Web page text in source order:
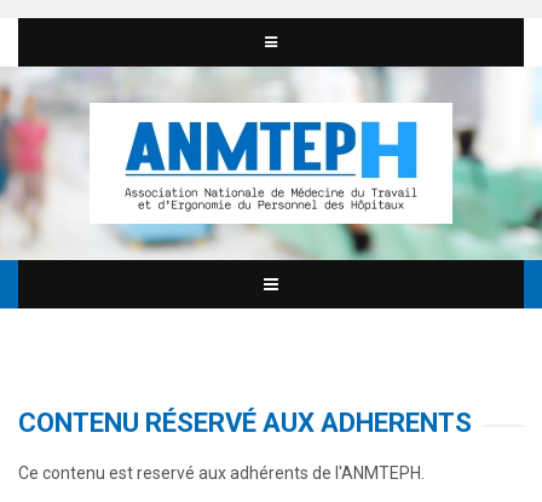
CONTENU RÉSERVÉ AUX ADHERENTS
Ce contenu est reservé aux adhérents de l'ANMTEPH.